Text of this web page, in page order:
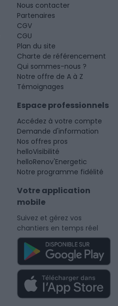
Nous contacter
Partenaires
CGV
CGU
Plan du site
Charte de référencement
Qui sommes-nous ?
Notre offre de A à Z
Témoignages
Espace professionnels
Accédez à votre compte
Demande d'information
Nos offres pros
helloVisibilité
helloRenov'Energetic
Notre programme fidélité
Votre application
mobile
Suivez et gérez vos
chantiers en temps réel